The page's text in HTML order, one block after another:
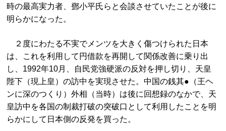
時の最高実力者、鄧小平氏らと会談させていたことが後に
明らかになった。
２度にわたる不実でメンツを大きく傷つけられた日本
は、これを利用して円借款を再開して関係改善に乗り出
し、1992年10月、自民党強硬派の反対を押し切り、天皇
陛下（現上皇）の訪中を実現させた。中国の銭其●（王ヘ
ンに深のつくり）外相（当時）は後に回想録のなかで、天
皇訪中を各国の制裁打破の突破口として利用したことを明
らかにして日本側の反発を買った。